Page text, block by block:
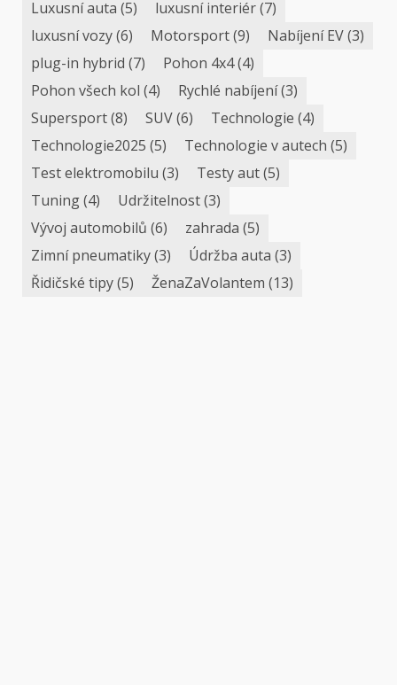
Luxusní auta (5) luxusní interiér(7)
luxusní vozy(6) Motorsport(9) Nabíjení EV(3)
plug-in hybrid (7) Pohon 4x4(4)
Pohon všech kol (4) Rychlé nabíjení(3)
Supersport(8) SUV(6) Technologie (4)
Technologie2025 (5) Technologie v autech (5)
Test elektromobilu (3) Testy aut(5)
Tuning(4) Udržitelnost(3)
Vývoj automobilů (6) zahrada (5)
Zimní pneumatiky(3) Údržba auta (3)
Řidičské tipy(5) ŽenaZaVolantem (13)